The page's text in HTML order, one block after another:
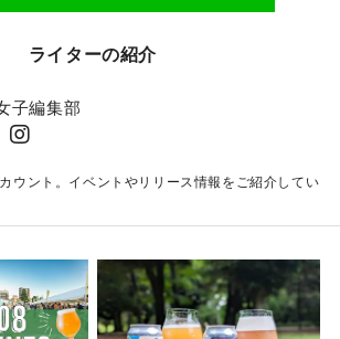
ライターの紹介
子編集部
ウント。イベントやリリース情報をご紹介してい